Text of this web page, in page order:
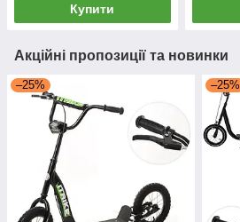
Купити
Акційні пропозиції та новинки
–25% –25%